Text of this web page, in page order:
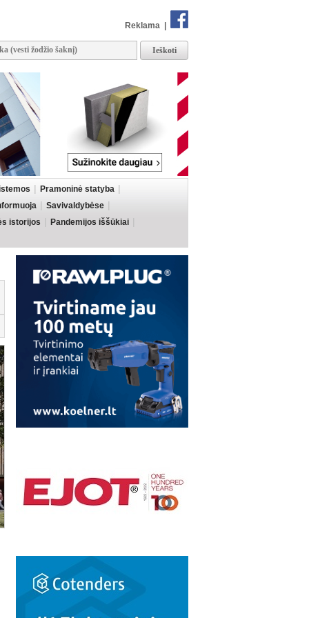
Reklama
Pramoninė statyba
Savivaldybėse
istorijos
Pandemijos iššūkiai